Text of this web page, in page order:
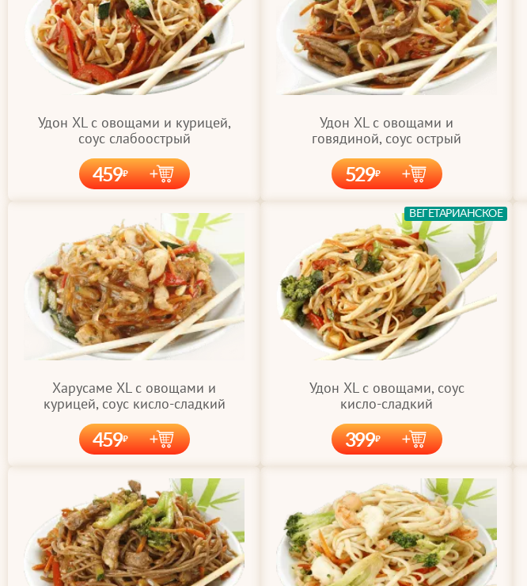
Удон XL с овощами и курицей,
соус слабоострый
459
Удон XL с овощами и
говядиной, соус острый
529
Харусаме XL с овощами и
курицей, соус кисло-сладкий
459
Удон XL с овощами, соус
кисло-сладкий
399
ВЕГЕТАРИАНСКОЕ